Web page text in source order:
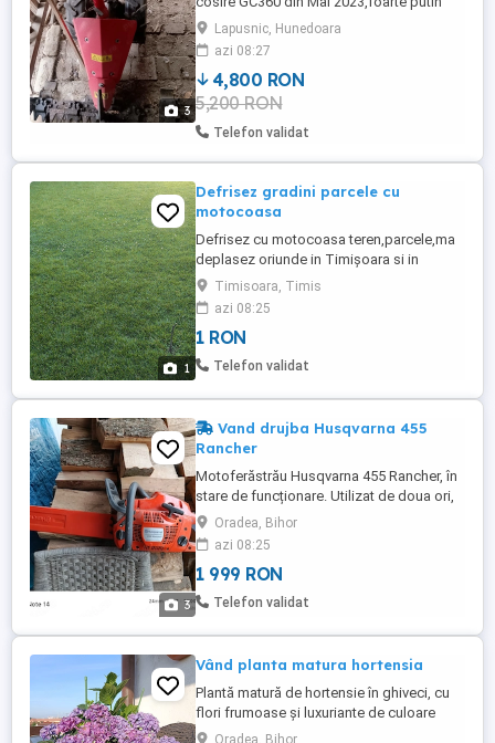
3
utilizat,in perfecta stare de functionare.
Lapusnic, Hunedoara
azi 08:27
4,800 RON
5,200 RON
Telefon validat
1
Defrisez gradini parcele cu
motocoasa
Defrisez cu motocoasa teren,parcele,ma
deplasez oriunde in Timișoara si in
apropiere .pret de la 300 lei 500 mp.
Timisoara, Timis
azi 08:25
1 RON
Telefon validat
3
Vand drujba Husqvarna 455
Rancher
Motoferăstrău Husqvarna 455 Rancher, în
stare de funcționare. Utilizat de doua ori,
dar în condiție bună.
Oradea, Bihor
azi 08:25
1 999 RON
Telefon validat
Vând planta matura hortensia
Plantă matură de hortensie în ghiveci, cu
flori frumoase și luxuriante de culoare
violet. Perfectă pentru a adăuga o notă de
Oradea, Bihor